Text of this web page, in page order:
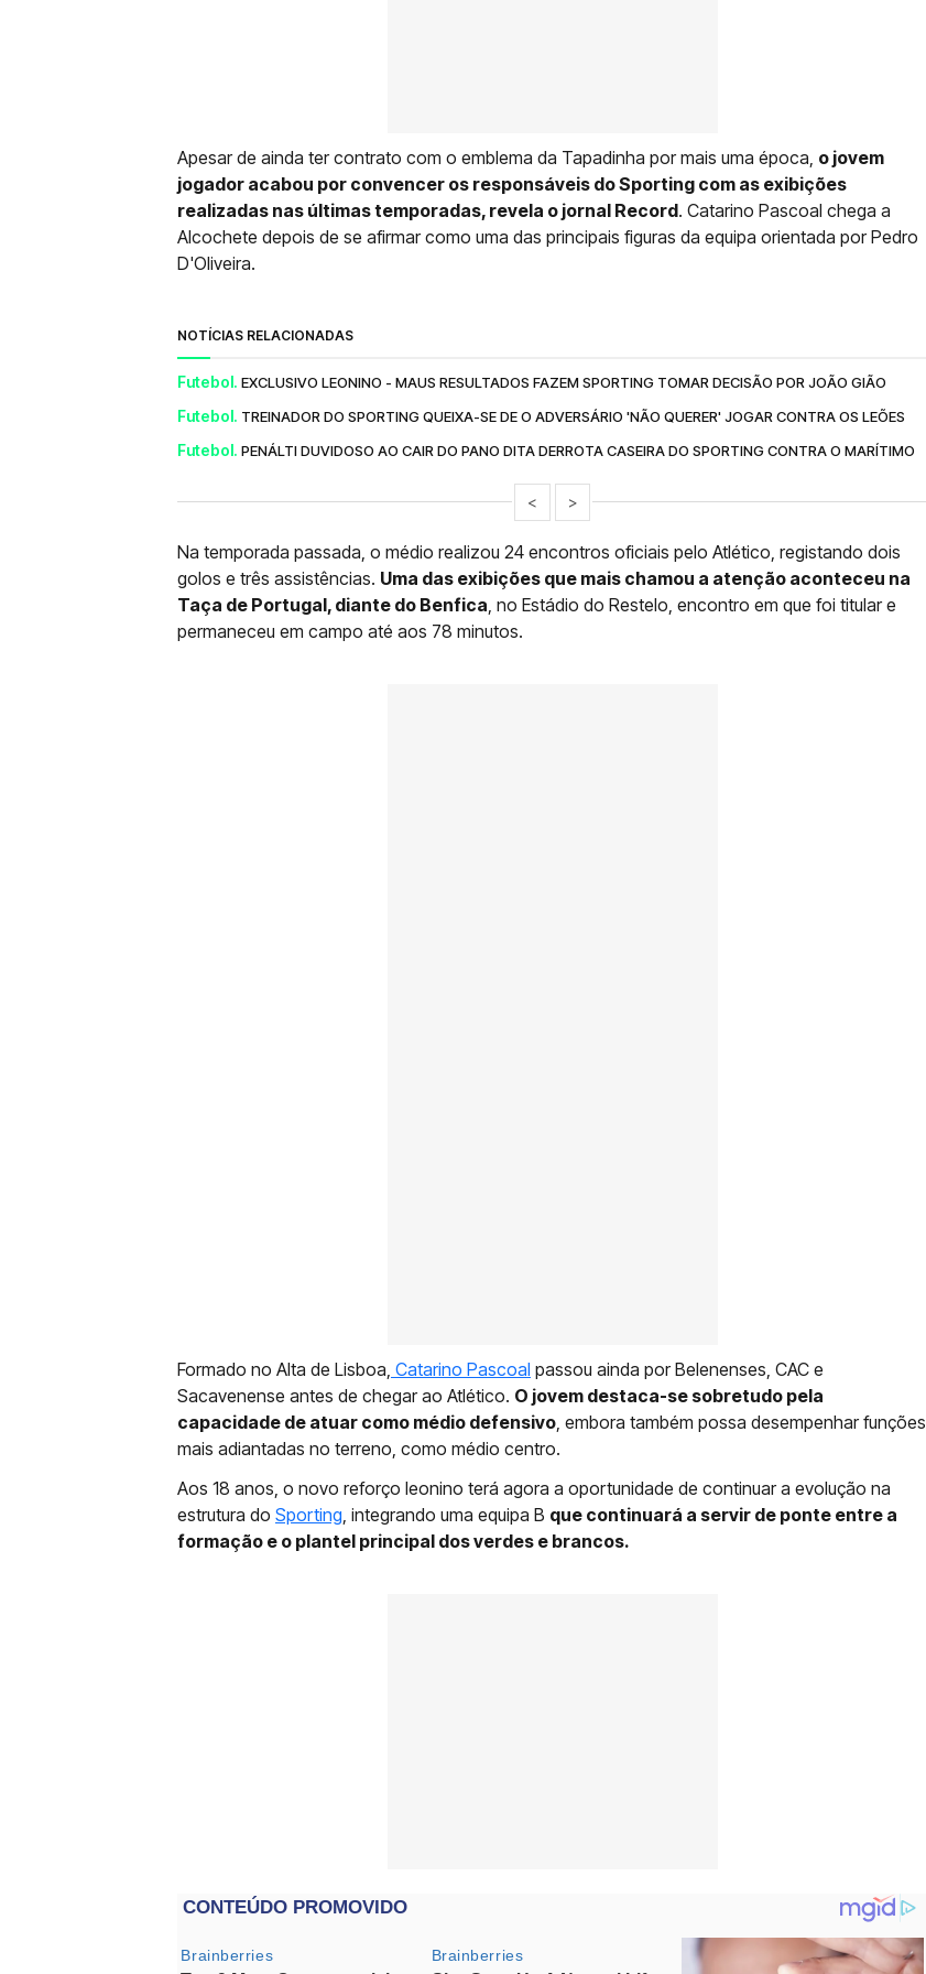
Apesar de ainda ter contrato com o emblema da Tapadinha por mais uma época, o jovem
jogador acabou por convencer os responsáveis do Sporting com as exibições
realizadas nas últimas temporadas, revela o jornal Record. Catarino Pascoal chega a
Alcochete depois de se afirmar como uma das principais figuras da equipa orientada por Pedro
D'Oliveira.
NOTÍCIAS RELACIONADAS
Futebol. EXCLUSIVO LEONINO - MAUS RESULTADOS FAZEM SPORTING TOMAR DECISÃO POR JOÃO GIÃO
Futebol. TREINADOR DO SPORTING QUEIXA-SE DE O ADVERSÁRIO 'NÃO QUERER' JOGAR CONTRA OS LEÕES
Futebol. PENÁLTI DUVIDOSO AO CAIR DO PANO DITA DERROTA CASEIRA DO SPORTING CONTRA O MARÍTIMO
< >
Na temporada passada, o médio realizou 24 encontros oficiais pelo Atlético, registando dois
golos e três assistências. Uma das exibições que mais chamou a atenção aconteceu na
Taça de Portugal, diante do Benfica , no Estádio do Restelo, encontro em que foi titular e
permaneceu em campo até aos 78 minutos.
Formado no Alta de Lisboa, Catarino Pascoal passou ainda por Belenenses, CAC e
Sacavenense antes de chegar ao Atlético. O jovem destaca-se sobretudo pela
capacidade de atuar como médio defensivo , embora também possa desempenhar funções
mais adiantadas no terreno, como médio centro.
Aos 18 anos, o novo reforço leonino terá agora a oportunidade de continuar a evolução na
estrutura do Sporting , integrando uma equipa B que continuará a servir de ponte entre a
formação e o plantel principal dos verdes e brancos.